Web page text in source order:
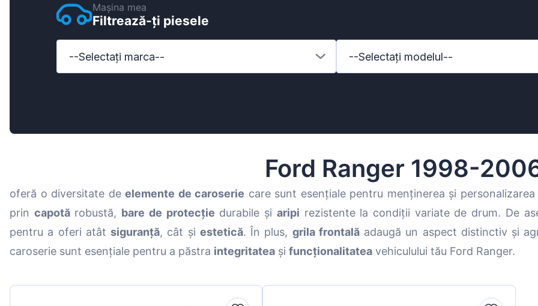
Hyundai
Mazda
Mercedes-Benz
Mașina mea
Filtrează-ți piesele
--Selectați marca-- --Selectați modelul--
Ford Ranger 1998-
oferă o diversitate de elemente de caroserie care sunt esențiale pentru menținerea și personalizarea
prin capotărobustă, bare de protecție durabile și aripi rezistente la condiții variate de drum. De
pentru a oferi atâtsiguranță, cât și estetică. În plus, grila frontalăadaugă un aspect distinctiv și
caroserie sunt esențiale pentru a păstra integritatea și funcționalitatea vehiculului tău Ford Ranger.